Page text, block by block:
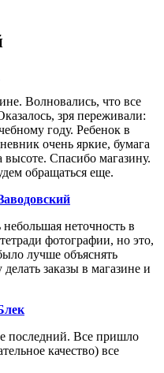
Волновались, что все
зря переживали:
году. Ребенок в
очень яркие, бумага
высоте. Спасибо магазину.
обращаться еще.
неточность в
фотографии, но это,
лучше объяснять
делать заказы в магазине и
последний. Все пришло
качество) все